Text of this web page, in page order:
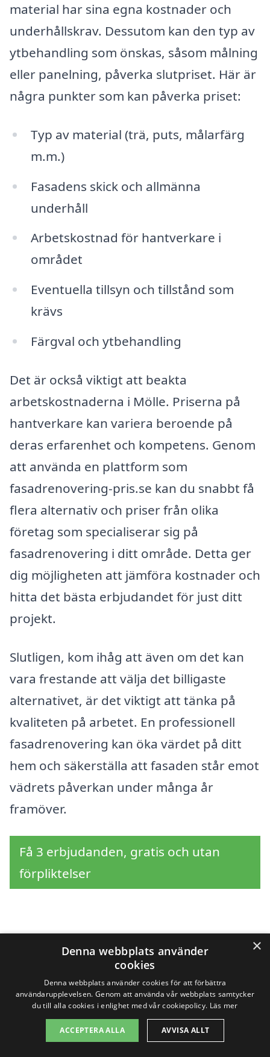
material har sina egna kostnader och
underhållskrav. Dessutom kan den typ av
ytbehandling som önskas, såsom målning
eller panelning, påverka slutpriset. Här är
några punkter som kan påverka priset:
Typ av material (trä, puts, målarfärg
m.m.)
Fasadens skick och allmänna
underhåll
Arbetskostnad för hantverkare i
området
Eventuella tillsyn och tillstånd som
krävs
Färgval och ytbehandling
Det är också viktigt att beakta
arbetskostnaderna i Mölle. Priserna på
hantverkare kan variera beroende på
deras erfarenhet och kompetens. Genom
att använda en plattform som
fasadrenovering-pris.se kan du snabbt få
flera alternativ och priser från olika
företag som specialiserar sig på
fasadrenovering i ditt område. Detta ger
dig möjligheten att jämföra kostnader och
hitta det bästa erbjudandet för just ditt
projekt.
Slutligen, kom ihåg att även om det kan
vara frestande att välja det billigaste
alternativet, är det viktigt att tänka på
kvaliteten på arbetet. En professionell
fasadrenovering kan öka värdet på ditt
hem och säkerställa att fasaden står emot
vädrets påverkan under många år
framöver.
Få 3 erbjudanden, gratis och utan
förpliktelser
Sök efter en
professionell för
fasadrenovering i andra
städer nära Mölle
×
Denna webbplats använder
cookies
Denna webbplats använder cookies för att förbättra
användarupplevelsen. Genom att använda vår webbplats samtycker
du till alla cookies i enlighet med vår cookiepolicy. Läs mer
ACCEPTERA ALLA AVVISA ALLT